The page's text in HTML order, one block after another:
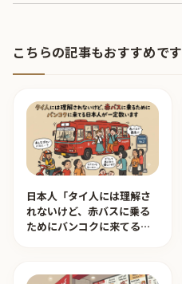
こちらの記事もおすすめです
日本人「タイ人には理解さ
れないけど、赤バスに乗る
ためにバンコクに来てる日